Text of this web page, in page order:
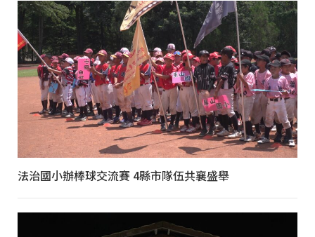
法治國小辦棒球交流賽 4縣市隊伍共襄盛舉